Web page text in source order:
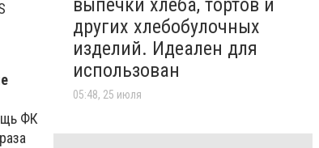
ФК
выпечки хлеба, тортов и
других хлебобулочных
изделий. Идеален для
использован
05:48, 25 июля